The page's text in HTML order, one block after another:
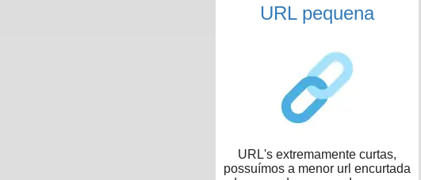
URL pequena
URL's extremamente curtas,
possuímos a menor url encurtada